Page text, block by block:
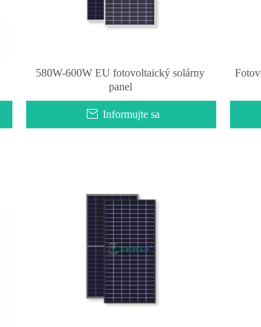
580W-600W EU fotovoltaický solárny
panel
Informujte sa